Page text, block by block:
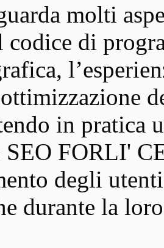
molti
di
in pratica
SEO FORLI'
degli
durante la